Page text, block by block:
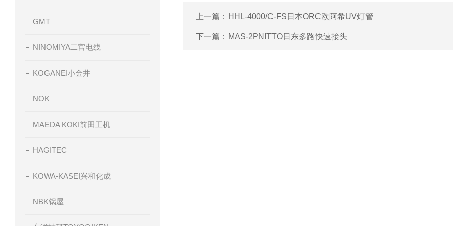
GMT
NINOMIYA二宫电线
KOGANEI小金井
NOK
MAEDA KOKI前田工机
HAGITEC
KOWA-KASEI兴和化成
NBK锅屋
上一篇： HHL-4000/C-FS日本ORC欧阿希UV灯管
下一篇： MAS-2PNITTO日东多路快速接头